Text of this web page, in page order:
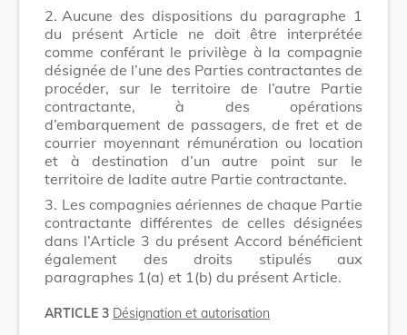
2. Aucune des dispositions du paragraphe 1
du présent Article ne doit être interprétée
comme conférant le privilège à la compagnie
désignée de l’une des Parties contractantes de
procéder, sur le territoire de l’autre Partie
contractante, à des opérations
d’embarquement de passagers, de fret et de
courrier moyennant rémunération ou location
et à destination d’un autre point sur le
territoire de ladite autre Partie contractante.
3. Les compagnies aériennes de chaque Partie
contractante différentes de celles désignées
dans l’Article 3 du présent Accord bénéficient
également des droits stipulés aux
paragraphes 1(a) et 1(b) du présent Article.
ARTICLE 3 Désignation et autorisation